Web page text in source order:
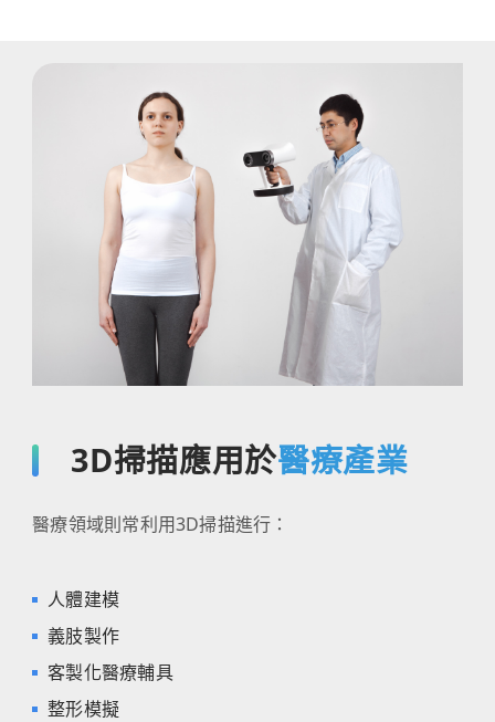
3D掃描應用於醫療產業
醫療領域則常利用3D掃描進行：
人體建模
義肢製作
客製化醫療輔具
整形模擬